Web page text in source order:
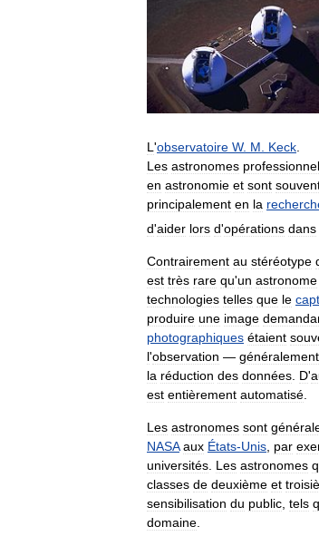
L'observatoire W. M. Keck.
Les astronomes
en astronomie et sont
principalement en la
d'aider lors d'opérations dans
Contrairement au stéréotype
est très rare qu'un astronome
technologies telles que le
produire une image
photographiques étaient
l'observation — généralement
la réduction des données D'
est entièrement automatisé
Les astronomes sont
NASA aux États-Unis par
universités Les astronomes
classes de deuxième et
sensibilisation du public tels
domaine